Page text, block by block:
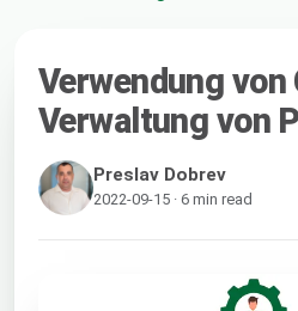
Verwendung von
Verwaltung von
Preslav Dobrev
2022-09-15 · 6 min read